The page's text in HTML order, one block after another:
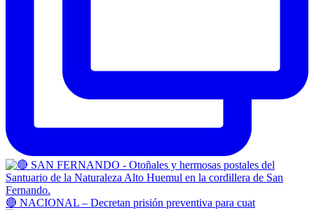
🔴 NACIONAL – Decretan prisión preventiva para cuat